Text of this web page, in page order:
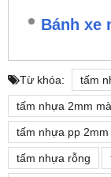
Bánh xe
Từ khóa: tấm
tấm nhựa 2mm
tấm nhựa pp
tấm nhựa rỗng